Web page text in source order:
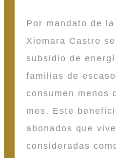
Por mandato de
Xiomara Castro
subsidio de
familias de
consumen menos
mes. Este
abonados que
consideradas